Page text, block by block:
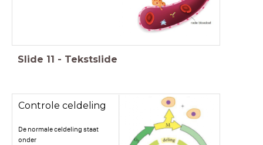
Slide 11 - Tekstslide
Controle celdeling
De normale celdeling staat
onder